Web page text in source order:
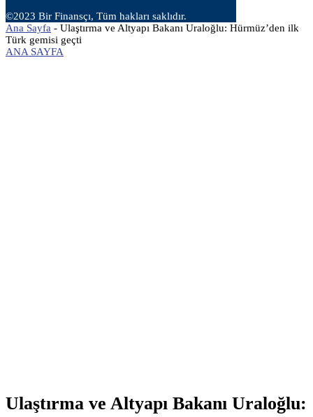
©2023 Bir Finansçı, Tüm hakları saklıdır.
Ana Sayfa - Ulaştırma ve Altyapı Bakanı Uraloğlu: Hürmüz’den ilk
Türk gemisi geçti
ANA SAYFA
Ulaştırma ve Altyapı Bakanı Uraloğlu: